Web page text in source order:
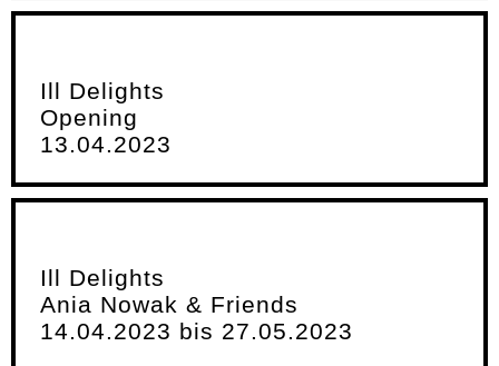
Ill Delights
Opening
13.04.2023
Ill Delights
Ania Nowak & Friends
14.04.2023 bis 27.05.2023